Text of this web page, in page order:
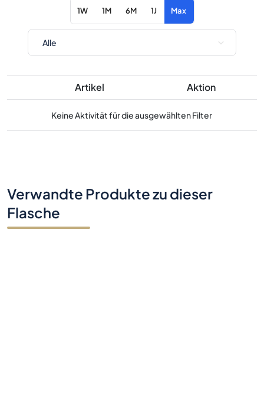
1W 1M 6M 1J Max
Artikel Aktion
Keine Aktivität für die ausgewählten Filter
Verwandte Produkte zu dieser
Flasche